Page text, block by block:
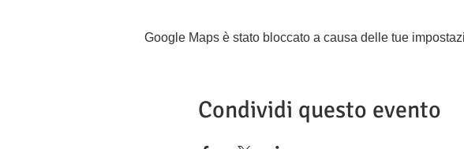
Google Maps è stato bloccato a causa delle tue
Condividi questo evento